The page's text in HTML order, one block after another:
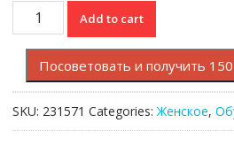
Ботинки
Lacoste
quantity
Add to cart
Посоветовать и получить
SKU: 231571 Categories:Женское,